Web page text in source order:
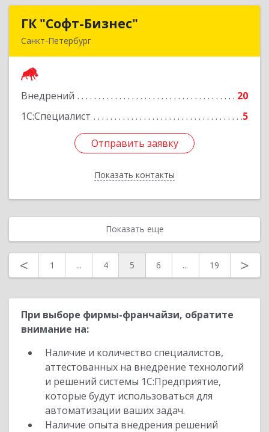
ГК "Софт-Бизнес"
Санкт-Петербург
Внедрений
20
1С:Специалист
5
Отправить заявку
Показать контакты
ГК "Софт-Бизнес"
Подробнее
Отправить заявку
Назад
Показать еще
< 1 ... 4 5 6 ... 19 >
При выборе фирмы-франчайзи, обратите
внимание на:
Наличие и количество специалистов,
аттестованных на внедрение технологий
и решений системы 1С:Предприятие,
которые будут использоваться для
автоматизации ваших задач.
Наличие опыта внедрения решений